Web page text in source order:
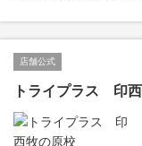
店舗公式
トライプラス 印